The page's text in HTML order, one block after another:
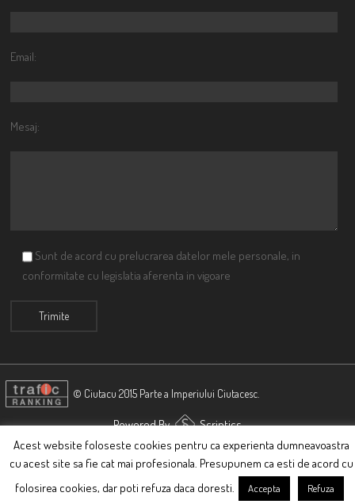
Email:
Mesaj:
Sunt de acord cu prelucrarea datelor mele personale, in
conformitate cu legislatia aferenta in vigoare
© Ciutacu 2015 Parte a Imperiului Ciutacesc.
Powered By
Scriptics
Acest website foloseste cookies pentru ca experienta dumneavoastra
cu acest site sa fie cat mai profesionala. Presupunem ca esti de acord cu
folosirea cookies, dar poti refuza daca doresti.
Accepta Refuza